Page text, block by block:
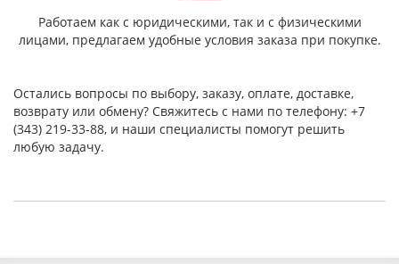
выраженные антифрикционные качества;
атмосфероустойчивость;
воздуха до 80%;
бесшумность работы в узлах трения;
легко обрабатывается механически (резка, сверление,
точение, фрезеровка) без расслоений и трещин.
Работаем как с юридическими, так и с физическими
лицами, предлагаем удобные условия заказа при покупке.
Остались вопросы по выбору, заказу, оплате, доставке,
возврату или обмену? Свяжитесь с нами по телефону: +7
(343) 219-33-88, и наши специалисты помогут решить
любую задачу.